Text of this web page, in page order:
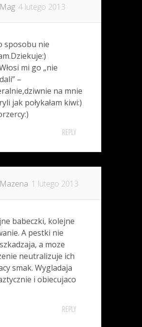
Mag 4 lutego 2013
sposobu nie
mi go „nie
–
na mnie
jak połykałam kiwi:)
REPLY
Mazena 1 lutego 2013
babeczki, kolejne
A pestki nie
a moze
neutralizuje ich
smak. Wygladaja
i obiecujaco
REPLY